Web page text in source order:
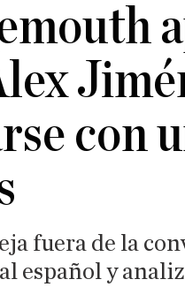
con
fuera de la
español y